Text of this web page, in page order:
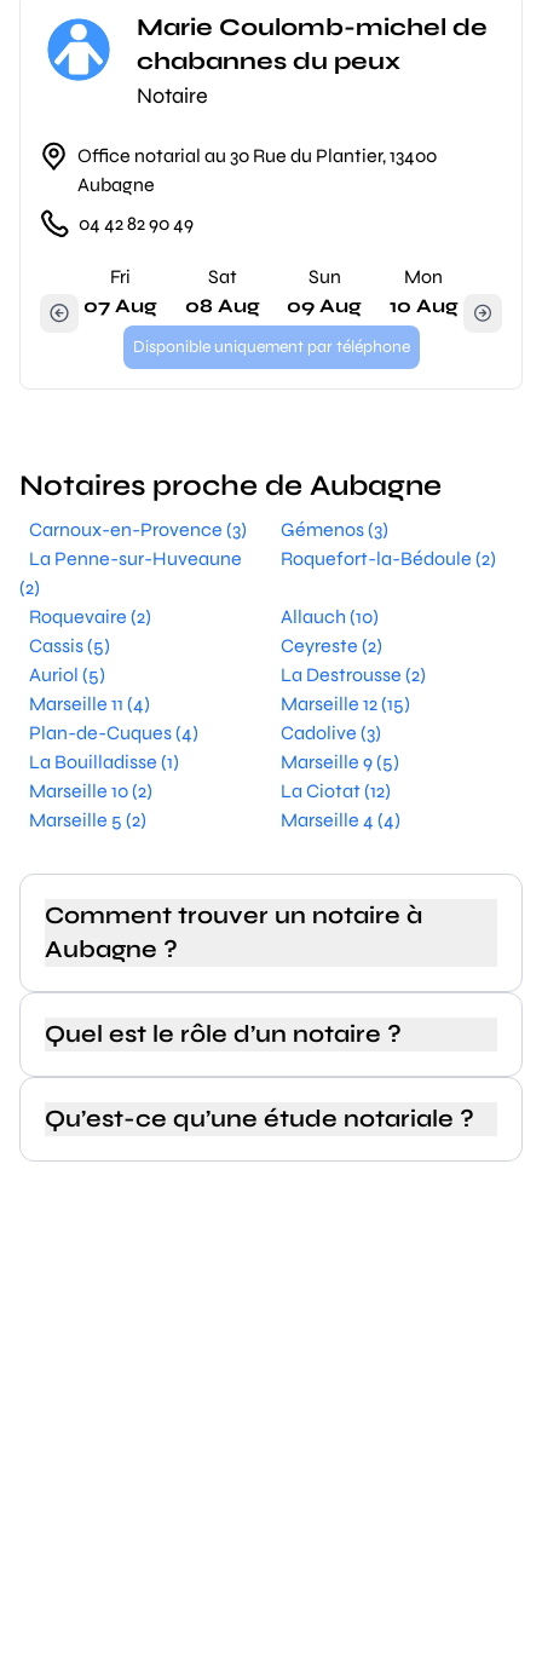
Marie Coulomb-michel de
chabannes du peux
Notaire
Office notarial au 30 Rue du Plantier, 13400
Aubagne
04 42 82 90 49
Fri
07 Aug
Sat
08 Aug
Sun
09 Aug
Mon
10 Aug
Disponible uniquement par téléphone
Notaires proche de Aubagne
Carnoux-en-Provence (3)
Gémenos (3)
La Penne-sur-Huveaune
(2)
Roquefort-la-Bédoule (2)
Roquevaire (2)
Allauch (10)
Cassis (5)
Ceyreste (2)
Auriol (5)
La Destrousse (2)
Marseille 11 (4)
Marseille 12 (15)
Plan-de-Cuques (4)
Cadolive (3)
La Bouilladisse (1)
Marseille 9 (5)
Marseille 10 (2)
La Ciotat (12)
Marseille 5 (2)
Marseille 4 (4)
Comment trouver un notaire à
Aubagne ?
Quel est le rôle d’un notaire ?
Qu’est-ce qu’une étude notariale ?